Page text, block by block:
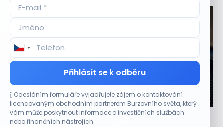
Přihlásit se k odběru
Odesláním formuláře vyjadřujete zájem o kontaktování
licencovaným obchodním partnerem Burzovního světa, který
vám může poskytnout informace o investičních službách
nebo finančních nástrojích.
CO HÝBE TRHEM
Výsledky společností jsou silné. Proč to akciový